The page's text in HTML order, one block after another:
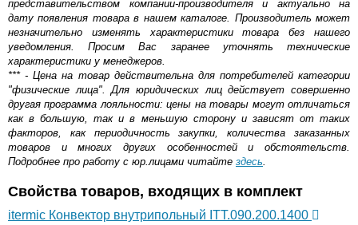
представительством компании-производителя и актуально на
дату появления товара в нашем каталоге. Производитель может
незначительно изменять характеристики товара без нашего
уведомления. Просим Вас заранее уточнять технические
характеристики у менеджеров.
*** - Цена на товар действительна для потребителей категории
"физические лица". Для юридических лиц действует совершенно
другая программа лояльности: цены на товары могут отличаться
как в большую, так и в меньшую сторону и зависят от таких
факторов, как периодичность закупки, количества заказанных
товаров и многих других особенностей и обстоятельств.
Подробнее про работу с юр.лицами читайте здесь.
Свойства товаров, входящих в комплект
itermic Конвектор внутрипольный ITT.090.200.1400